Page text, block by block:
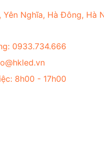
Yên Nghĩa, Hà Đông, Hà
0933.734.666
8h00 - 17h00